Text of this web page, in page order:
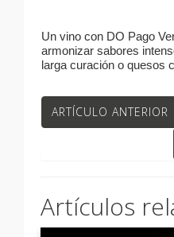
Un vino con DO Pago
armonizar sabores
larga curación o quesos
ARTÍCULO ANTERIOR
Artículos